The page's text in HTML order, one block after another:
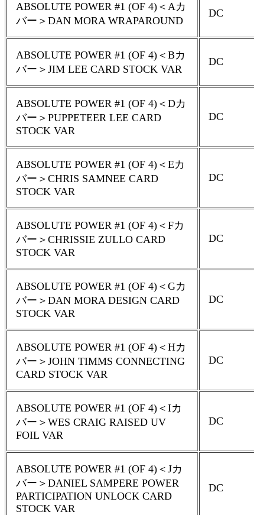
ABSOLUTE POWER #1 (OF 4)＜Aカ
バー＞DAN MORA WRAPAROUND
DC
ABSOLUTE POWER #1 (OF 4)＜Bカ
バー＞JIM LEE CARD STOCK VAR
DC
ABSOLUTE POWER #1 (OF 4)＜Dカ
バー＞PUPPETEER LEE CARD
STOCK VAR
DC
ABSOLUTE POWER #1 (OF 4)＜Eカ
バー＞CHRIS SAMNEE CARD
STOCK VAR
DC
ABSOLUTE POWER #1 (OF 4)＜Fカ
バー＞CHRISSIE ZULLO CARD
STOCK VAR
DC
ABSOLUTE POWER #1 (OF 4)＜Gカ
バー＞DAN MORA DESIGN CARD
STOCK VAR
DC
ABSOLUTE POWER #1 (OF 4)＜Hカ
バー＞JOHN TIMMS CONNECTING
CARD STOCK VAR
DC
ABSOLUTE POWER #1 (OF 4)＜Iカ
バー＞WES CRAIG RAISED UV
FOIL VAR
DC
ABSOLUTE POWER #1 (OF 4)＜Jカ
バー＞DANIEL SAMPERE POWER
PARTICIPATION UNLOCK CARD
STOCK VAR
DC